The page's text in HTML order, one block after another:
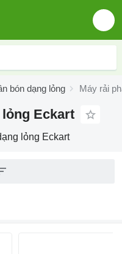
bón dạng lỏng Máy rải
Eckart
lỏng Eckart